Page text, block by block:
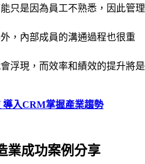
只是因為員工不熟悉，因此管理
，內部成員的溝通過程也很重
浮現，而效率和績效的提升將是
導入CRM掌握產業趨勢
業成功案例分享